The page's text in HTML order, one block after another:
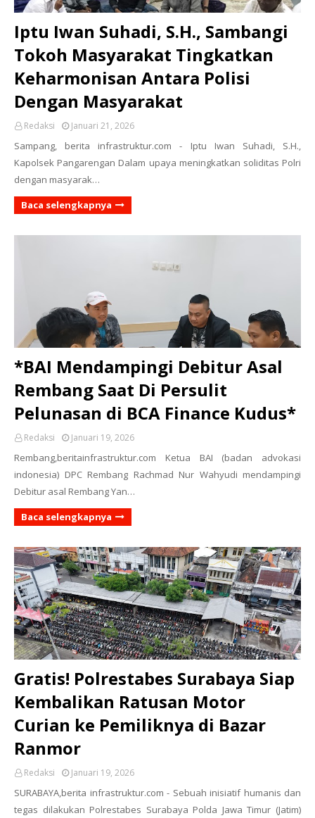
Iptu Iwan Suhadi, S.H., Sambangi
Tokoh Masyarakat Tingkatkan
Keharmonisan Antara Polisi
Dengan Masyarakat
Redaksi Januari 21, 2026
Sampang, berita infrastruktur.com - Iptu Iwan Suhadi, S.H.,
Kapolsek Pangarengan Dalam upaya meningkatkan soliditas Polri
dengan masyarak…
Baca selengkapnya
*BAI Mendampingi Debitur Asal
Rembang Saat Di Persulit
Pelunasan di BCA Finance Kudus*
Redaksi Januari 19, 2026
Rembang,beritainfrastruktur.com Ketua BAI (badan advokasi
indonesia) DPC Rembang Rachmad Nur Wahyudi mendampingi
Debitur asal Rembang Yan…
Baca selengkapnya
Gratis! Polrestabes Surabaya Siap
Kembalikan Ratusan Motor
Curian ke Pemiliknya di Bazar
Ranmor
Redaksi Januari 19, 2026
SURABAYA,berita infrastruktur.com - Sebuah inisiatif humanis dan
tegas dilakukan Polrestabes Surabaya Polda Jawa Timur (Jatim)